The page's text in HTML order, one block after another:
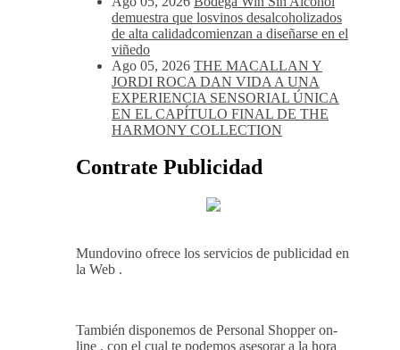
reconocida con el Premio Extraordinario
Alimentos de España 2026 por casi un
siglo de excelencia vitivinícola
Ago 05, 2026 Bodega Win Sin Alcohol
demuestra que losvinos desalcoholizados
de alta calidadcomienzan a diseñarse en el
viñedo
Ago 05, 2026 THE MACALLAN Y
EXPERIENCIA SENSORIAL ÚNICA
HARMONY COLLECTION
la Web .